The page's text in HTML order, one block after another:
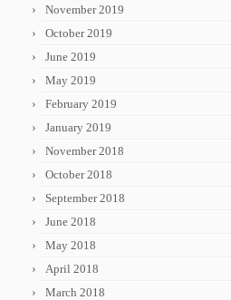
November 2019
October 2019
June 2019
May 2019
February 2019
January 2019
November 2018
October 2018
September 2018
June 2018
May 2018
April 2018
March 2018